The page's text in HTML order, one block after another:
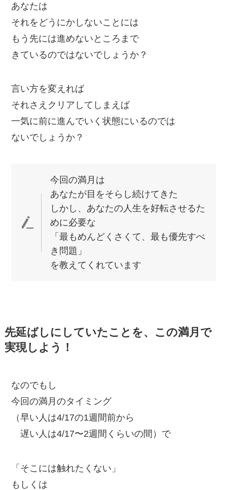
あなたは
それをどうにかしないことには
もう先には進めないところまで
きているのではないでしょうか？
言い方を変えれば
それさえクリアしてしまえば
一気に前に進んでいく状態にいるのでは
ないでしょうか？
今回の満月は
あなたが目をそらし続けてきた
しかし、あなたの人生を好転させるた
めに必要な
「最もめんどくさくて、最も優先すべ
き問題」
を教えてくれています
先延ばしにしていたことを、この満月で
実現しよう！
なのでもし
今回の満月のタイミング
（早い人は4/17の1週間前から
遅い人は4/17〜2週間くらいの間）で
「そこには触れたくない」
もしくは